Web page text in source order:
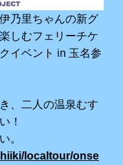
乃里ちゃんの新グ
しむフェリーチケ
イベント in 玉名参
、二人の温泉むす
！
。
localtour/onse